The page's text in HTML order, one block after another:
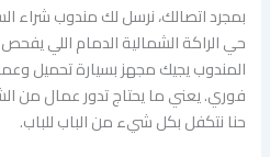
بمجرد اتصالك، نرسل لك مندوب شراء
حي الراكة الشمالية الدمام اللي
المندوب يجيك مجهز بسيارة تحميل
فوري. يعني ما يحتاج تدور عمال من
حنا نتكفل بكل شيء من الباب للباب.